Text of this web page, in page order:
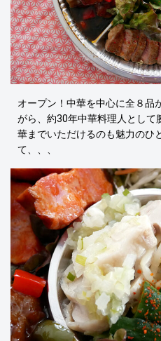
オープン！中華を中心に全８品
がら、約30年中華料理人として
華までいただけるのも魅力のひ
て、、、